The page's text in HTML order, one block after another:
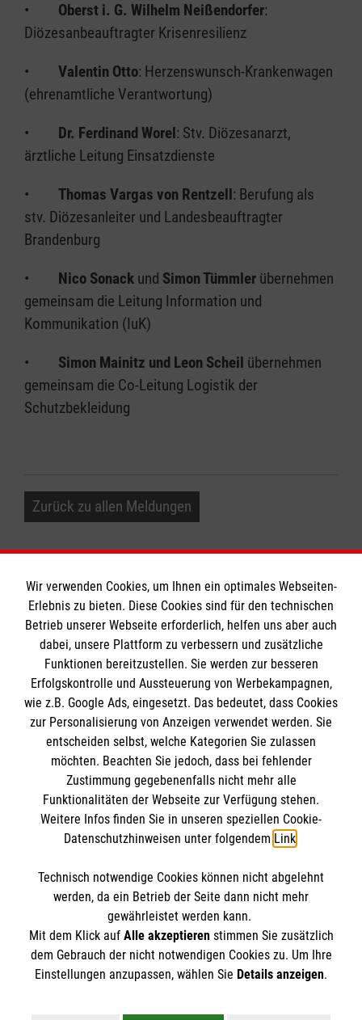
• Oberst i. G. Wilhelm Neißendorfer:
Diözesanbeauftragter Krisenresilienz
• Valentin Otto: Herzenswunsch-Krankenwagen
(ehrenamtliche Verantwortung)
• Dr. Ferdinand Worel: Stv. Diözesanarzt,
ärztliche Leitung Einsatzdienste
• Thomas Vargas von Rentzell: Berufung als
stv. Diözesanleiter und Landesbeauftragter
Brandenburg
• Nico Sonack und Simon Tümmler übernehmen
gemeinsam die Leitung Information und
Kommunikation (IuK)
• Simon Mainitz und Leon Scheil übernehmen
gemeinsam die Co-Leitung Logistik der
Schutzbekleidung
Zurück zu allen Meldungen
Informationen
Impressum
Datenschutz
Kontakt
Barrierefreiheit
Die Malteser
Malteser in Deutschland
Malteserorden
Sharepoint
Spendenkonto
Bank: Pax-Bank für Kirche und Caritas eG
IBAN: DE03 3706 0120 1201 2040 18
BIC: GENODED1PA7
online spenden
So finden Sie uns
Alt Nowawes 67
14482 Potsdam
Der Malteser Hilfsdienst e.V. ist als eingetragene
Gewerbesteuer befreit.
Wir verwenden Cookies, um Ihnen ein optimales Webseiten-
Erlebnis zu bieten. Diese Cookies sind für den technischen
Betrieb unserer Webseite erforderlich, helfen uns aber auch
dabei, unsere Plattform zu verbessern und zusätzliche
Funktionen bereitzustellen. Sie werden zur besseren
Erfolgskontrolle und Aussteuerung von Werbekampagnen,
wie z.B. Google Ads, eingesetzt. Das bedeutet, dass Cookies
zur Personalisierung von Anzeigen verwendet werden. Sie
entscheiden selbst, welche Kategorien Sie zulassen
möchten. Beachten Sie jedoch, dass bei fehlender
Zustimmung gegebenenfalls nicht mehr alle
Funktionalitäten der Webseite zur Verfügung stehen.
Weitere Infos finden Sie in unseren speziellen Cookie-
Datenschutzhinweisen unter folgendem Link.
Technisch notwendige Cookies können nicht abgelehnt
werden, da ein Betrieb der Seite dann nicht mehr
gewährleistet werden kann.
Mit dem Klick auf Alle akzeptierenstimmen Sie zusätzlich
dem Gebrauch der nicht notwendigen Cookies zu. Um Ihre
Einstellungen anzupassen, wählen Sie Details anzeigen.